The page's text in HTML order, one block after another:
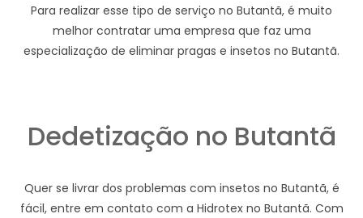
Para realizar esse tipo de serviço no Butantã, é muito
melhor contratar uma empresa que faz uma
especialização de eliminar pragas e insetos no Butantã.
Dedetização no Butantã
Quer se livrar dos problemas com insetos no Butantã, é
fácil, entre em contato com a Hidrotex no Butantã. Com